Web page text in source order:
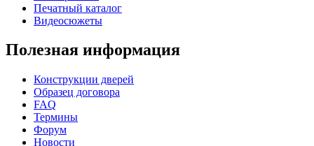
Печатный каталог
Видеосюжеты
Полезная информация
Конструкции дверей
Образец договора
FAQ
Термины
Форум
Новости